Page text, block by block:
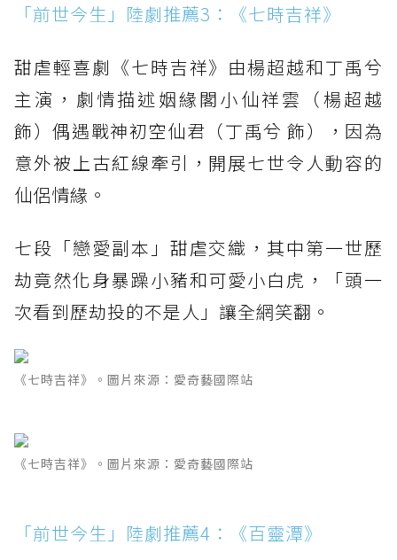
「前世今生」陸劇推薦3：《七時吉祥》
甜虐輕喜劇《七時吉祥》由楊超越和丁禹兮
主演，劇情描述姻緣閣小仙祥雲（楊超越
飾）偶遇戰神初空仙君（丁禹兮 飾），因為
意外被上古紅線牽引，開展七世令人動容的
仙侶情緣。
七段「戀愛副本」甜虐交織，其中第一世歷
劫竟然化身暴躁小豬和可愛小白虎，「頭一
次看到歷劫投的不是人」讓全網笑翻。
《七時吉祥》。圖片來源：愛奇藝國際站
《七時吉祥》。圖片來源：愛奇藝國際站
「前世今生」陸劇推薦4：《百靈潭》